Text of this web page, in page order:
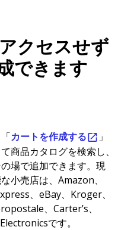
クセスせず
できます
カートを作成する
」
商品カタログを検索し、
場で追加できます。現
小売店は、Amazon、
、eBay、Kroger、
、Carter’s、
です。